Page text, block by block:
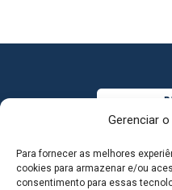
Gerenciar
Para fornecer as melhores
cookies para armazenar e/ou
consentimento para essas